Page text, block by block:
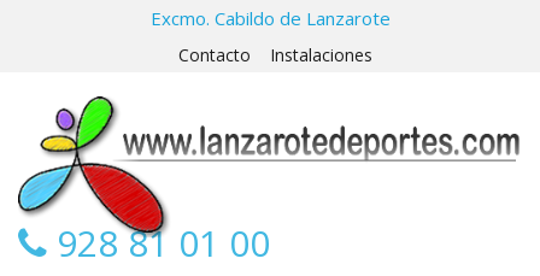
Excmo. Cabildo de Lanzarote
Contacto Instalaciones
928 81 01 00